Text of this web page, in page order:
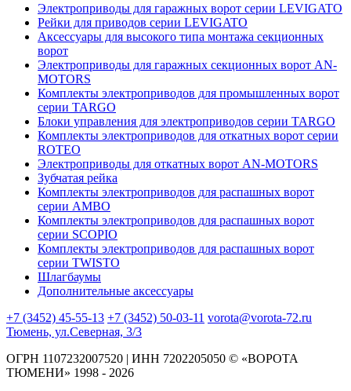
Электроприводы для гаражных ворот серии LEVIGATO
Рейки для приводов серии LEVIGATO
Аксессуары для высокого типа монтажа секционных
ворот
Электроприводы для гаражных секционных ворот AN-
MOTORS
Комплекты электроприводов для промышленных ворот
серии TARGO
Блоки управления для электроприводов серии TARGO
Комплекты электроприводов для откатных ворот серии
ROTEO
Электроприводы для откатных ворот AN-MOTORS
Зубчатая рейка
Комплекты электроприводов для распашных ворот
серии AMBO
Комплекты электроприводов для распашных ворот
серии SCOPIO
Комплекты электроприводов для распашных ворот
серии TWISTO
Шлагбаумы
Дополнительные аксессуары
+7 (3452) 45-55-13 +7 (3452) 50-03-11 vorota@vorota-72.ru
Тюмень, ул.Северная, 3/3
ОГРН 1107232007520 | ИНН 7202205050 © «ВОРОТА
ТЮМЕНИ» 1998 - 2026